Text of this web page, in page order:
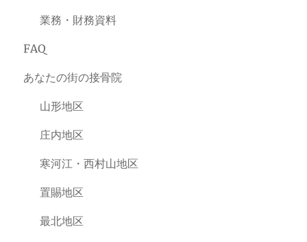
業務・財務資料
FAQ
あなたの街の接骨院
山形地区
庄内地区
寒河江・西村山地区
置賜地区
最北地区